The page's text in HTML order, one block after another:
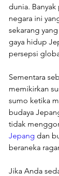
dunia.
negara ini
sekarang
gaya hidup
persepsi
Sementara
memikirkan
sumo ketika
budaya
tidak
Jepang dan
beraneka
Jika Anda